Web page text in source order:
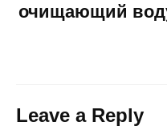
очищающий
Leave a Reply